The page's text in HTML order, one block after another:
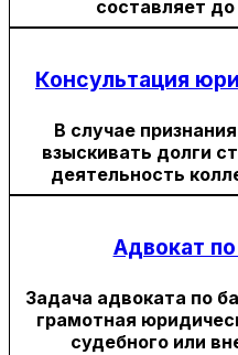
составляет
Консультация
В случае
взыскивать долги
деятельность
Адвокат
Задача адвоката по
грамотная
судебного или